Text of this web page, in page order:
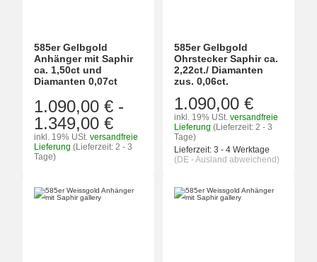
585er Gelbgold
Anhänger mit Saphir
ca. 1,50ct und
Diamanten 0,07ct
1.090,00 € -
1.349,00 €
inkl. 19% USt. versandfreie
Lieferung (Lieferzeit: 2 - 3
Tage)
585er Gelbgold
Ohrstecker Saphir ca.
2,22ct./ Diamanten
zus. 0,06ct.
1.090,00 €
inkl. 19% USt. versandfreie
Lieferung (Lieferzeit: 2 - 3
Tage)
Lieferzeit: 3 - 4 Werktage
(DE - Ausland abweichend)